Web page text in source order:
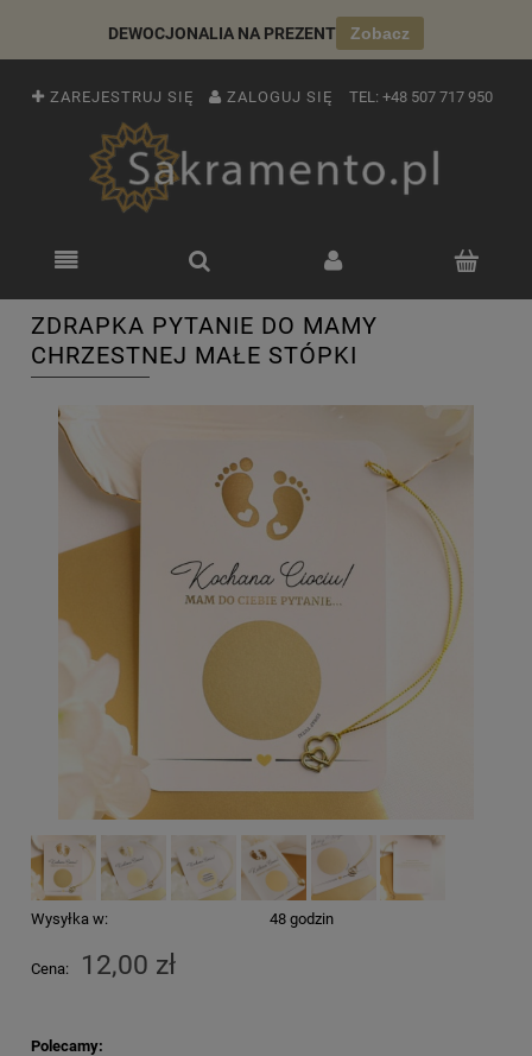
DEWOCJONALIA NA PREZENT Zobacz
ZAREJESTRUJ SIĘ ZALOGUJ SIĘ TEL: +48 507 717 950
ZDRAPKA PYTANIE DO MAMY
CHRZESTNEJ MAŁE STÓPKI
Wysyłka w: 48 godzin
Cena: 12,00 zł
Polecamy: